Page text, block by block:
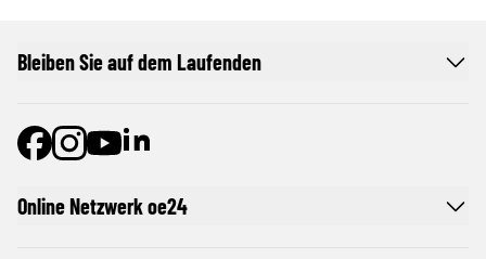
Online Netzwerk oe24
Bleiben Sie auf dem Laufenden